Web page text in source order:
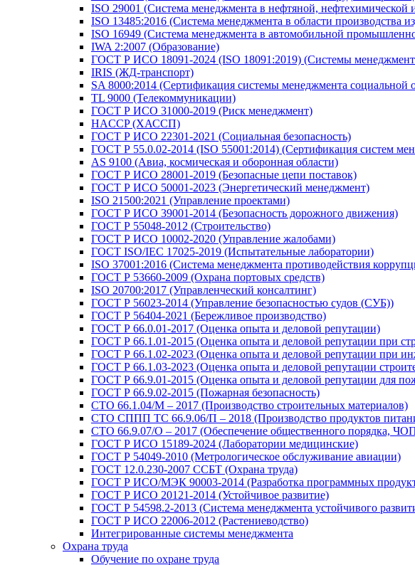
ISO 29001 (Система менеджмента в нефтяной, нефтехимической
ISO 13485:2016 (Система менеджмента в области производства
ISO 16949 (Система менеджмента в автомобильной
IWA 2:2007 (Образование)
ГОСТ Р ИСО 18091-2024 (ISO 18091:2019) (Системы
IRIS (ЖД-транспорт)
SA 8000:2014 (Сертификация системы менеджмента социальной
TL 9000 (Телекоммуникации)
ГОСТ Р ИСО 31000-2019 (Риск менеджмент)
HACCP (ХАССП)
ГОСТ Р ИСО 22301-2021 (Социальная безопасность)
ГОСТ Р 55.0.02-2014 (ISO 55001:2014) (Сертификация систем
AS 9100 (Авиа, космическая и оборонная области)
ГОСТ Р ИСО 28001-2019 (Безопасные цепи поставок)
ГОСТ Р ИСО 50001-2023 (Энергетический менеджмент)
ISO 21500:2021 (Управление проектами)
ГОСТ Р ИСО 39001-2014 (Безопасность дорожного движения)
ГОСТ Р 55048-2012 (Строительство)
ГОСТ Р ИСО 10002-2020 (Управление жалобами)
ГОСТ ISO/IEC 17025-2019 (Испытательные лаборатории)
ISO 37001:2016 (Система менеджмента противодействия
ГОСТ Р 53660-2009 (Охрана портовых средств)
ISO 20700:2017 (Управленческий консалтинг)
ГОСТ Р 56023-2014 (Управление безопасностью судов (СУБ))
ГОСТ Р 56404-2021 (Бережливое производство)
ГОСТ Р 66.0.01-2017 (Оценка опыта и деловой репутации)
ГОСТ Р 66.1.01-2015 (Оценка опыта и деловой репутации при
ГОСТ Р 66.1.02-2023 (Оценка опыта и деловой репутации при
ГОСТ Р 66.1.03-2023 (Оценка опыта и деловой репутации
ГОСТ Р 66.9.01-2015 (Оценка опыта и деловой репутации для
ГОСТ Р 66.9.02-2015 (Пожарная безопасность)
СТО 66.1.04/М – 2017 (Производство строительных материалов)
СТО СППП ТС 66.9.06/П – 2018 (Производство продуктов
СТО 66.9.07/О – 2017 (Обеспечение общественного порядка,
ГОСТ Р ИСО 15189-2024 (Лаборатории медицинские)
ГОСТ Р 54049-2010 (Метрологическое обслуживание авиации)
ГОСТ 12.0.230-2007 ССБТ (Охрана труда)
ГОСТ Р ИСО/МЭК 90003-2014 (Разработка программных
ГОСТ Р ИСО 20121-2014 (Устойчивое развитие)
ГОСТ Р 54598.2-2013 (Система менеджмента устойчивого
ГОСТ Р ИСО 22006-2012 (Растениеводство)
Интегрированные системы менеджмента
Охрана труда
Обучение по охране труда